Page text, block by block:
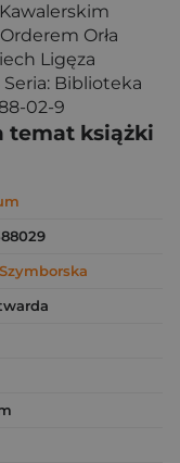
Orła
Ligęza
Seria: Biblioteka
02-9
temat książki